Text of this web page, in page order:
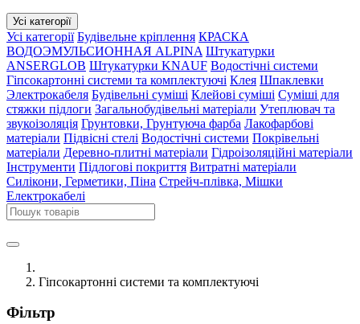
Усі категорії
Усі категорії Будівельне кріплення КРАСКА
ВОДОЭМУЛЬСИОННАЯ ALPINA Штукатурки
ANSERGLOB Штукатурки KNAUF Водостічні системи
Гіпсокартонні системи та комплектуючі Клея Шпаклевки
Электрокабеля Будівельні суміші Клейові суміші Суміші для
стяжки підлоги Загальнобудівельні матеріали Утеплювач та
звукоізоляція Грунтовки, Грунтуюча фарба Лакофарбові
матеріали Підвісні стелі Водостічні системи Покрівельні
матеріали Деревно-плитні матеріали Гідроізоляційні матеріали
Інструменти Підлогові покриття Витратні матеріали
Силікони, Герметики, Піна Стрейч-плівка, Мішки
Електрокабелі
Гіпсокартонні системи та комплектуючі
Фільтр